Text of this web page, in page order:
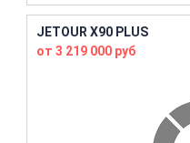
JETOUR X90 PLUS
от 3 219 000 руб